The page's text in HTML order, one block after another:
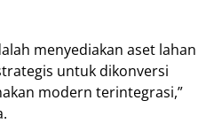
menyediakan aset lahan
untuk dikonversi
modern terintegrasi,”